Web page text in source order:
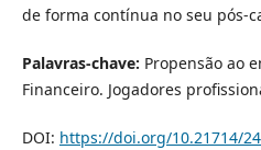
de forma contínua no seu pós-
Palavras-chave: Propensão ao
Financeiro. Jogadores
DOI: https://doi.org/10.21714/